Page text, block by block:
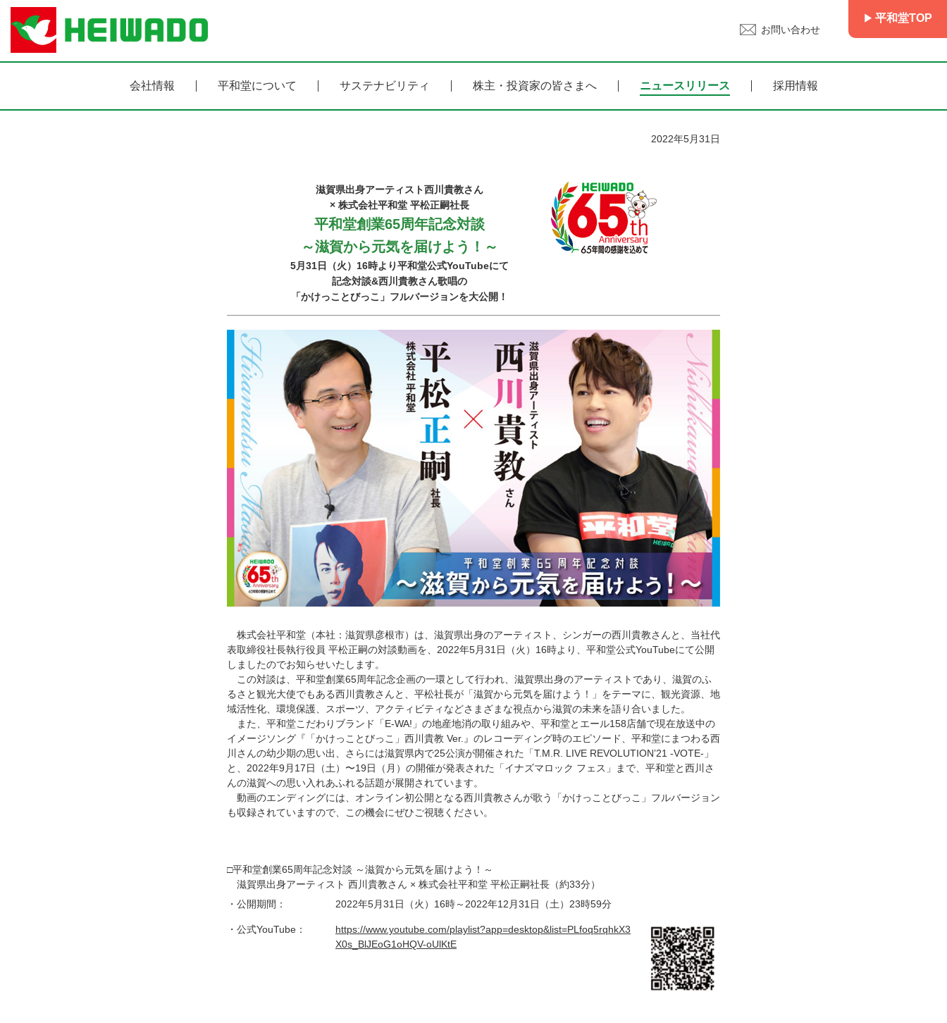
お問い合わせ
平和堂TOP
会社情報 平和堂について サステナビリティ 株主・投資家の皆さまへ ニュースリリース 採用情報
2022年5月31日
滋賀県出身アーティスト西川貴教さん
× 株式会社平和堂 平松正嗣社長
平和堂創業65周年記念対談
～滋賀から元気を届けよう！～
5月31日（火）16時より平和堂公式YouTubeにて
記念対談&西川貴教さん歌唱の
「かけっことびっこ」フルバージョンを大公開！
株式会社平和堂（本社：滋賀県彦根市）は、滋賀県出身のアーティスト、シンガーの西川貴教さんと、当社代
表取締役社長執行役員 平松正嗣の対談動画を、2022年5月31日（火）16時より、平和堂公式YouTubeにて公開
しましたのでお知らせいたします。
この対談は、平和堂創業65周年記念企画の一環として行われ、滋賀県出身のアーティストであり、滋賀のふ
るさと観光大使でもある西川貴教さんと、平松社長が「滋賀から元気を届けよう！」をテーマに、観光資源、地
域活性化、環境保護、スポーツ、アクティビティなどさまざまな視点から滋賀の未来を語り合いました。
また、平和堂こだわりブランド「E-WA!」の地産地消の取り組みや、平和堂とエール158店舗で現在放送中の
イメージソング『「かけっことびっこ」西川貴教 Ver.』のレコーディング時のエピソード、平和堂にまつわる西
川さんの幼少期の思い出、さらには滋賀県内で25公演が開催された「T.M.R. LIVE REVOLUTION’21 -VOTE-」
と、2022年9月17日（土）〜19日（月）の開催が発表された「イナズマロック フェス」まで、平和堂と西川さ
んの滋賀への思い入れあふれる話題が展開されています。
動画のエンディングには、オンライン初公開となる西川貴教さんが歌う「かけっことびっこ」フルバージョン
も収録されていますので、この機会にぜひご視聴ください。
平和堂創業65周年記念対談 ～滋賀から元気を届けよう！～
滋賀県出身アーティスト 西川貴教さん × 株式会社平和堂 平松正嗣社長（約33分）
・公開期間：
2022年5月31日（火）16時～2022年12月31日（土）23時59分
・公式YouTube：
https://www.youtube.com/playlist?app=desktop&list=PLfoq5rqhkX3
X0s_BlJEoG1oHQV-oUlKtE